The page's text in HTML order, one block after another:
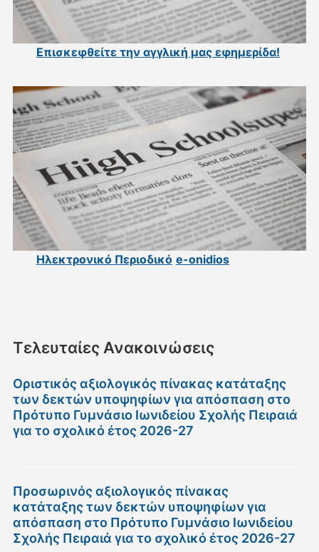
Επισκεφθείτε την αγγλική μας εφημερίδα!
Ηλεκτρονικό Περιοδικό e-onidios
Τελευταίες Ανακοινώσεις
Οριστικός αξιολογικός πίνακας κατάταξης
των δεκτών υποψηφίων για απόσπαση στο
Πρότυπο Γυμνάσιο Ιωνιδείου Σχολής Πειραιά
για το σχολικό έτος 2026-27
Προσωρινός αξιολογικός πίνακας
κατάταξης των δεκτών υποψηφίων για
απόσπαση στο Πρότυπο Γυμνάσιο Ιωνιδείου
Σχολής Πειραιά για το σχολικό έτος 2026-27